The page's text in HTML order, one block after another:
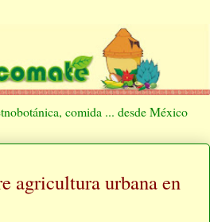
comida ... desde México
agricultura urbana en